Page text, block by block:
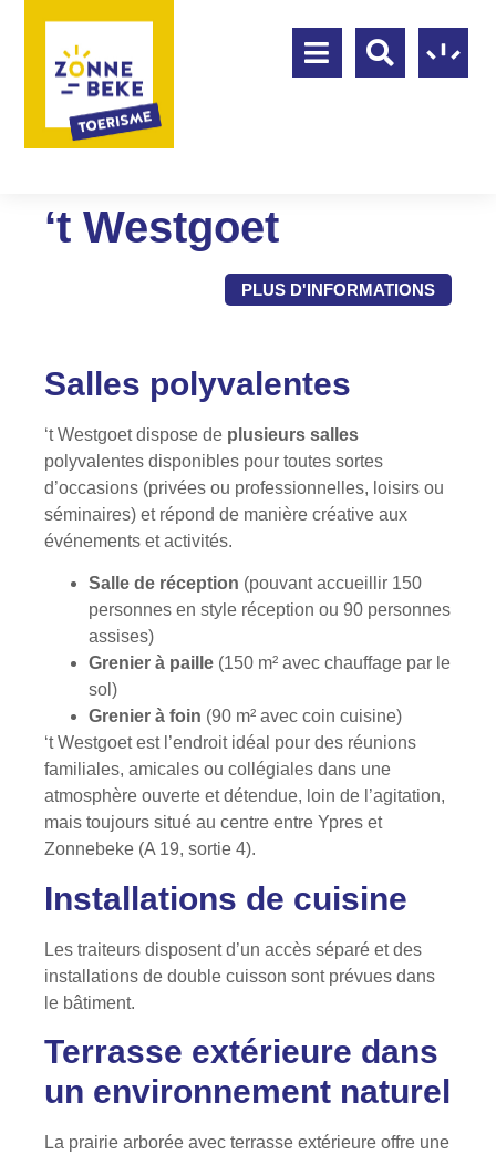
‘t Westgoet
PLUS D'INFORMATIONS
Salles polyvalentes
‘t Westgoet dispose de plusieurs salles
polyvalentes disponibles pour toutes sortes
d’occasions (privées ou professionnelles, loisirs ou
séminaires) et répond de manière créative aux
événements et activités.
Salle de réception (pouvant accueillir 150
personnes en style réception ou 90 personnes
assises)
Grenier à paille (150 m² avec chauffage par le
sol)
Grenier à foin (90 m² avec coin cuisine)
‘t Westgoet est l’endroit idéal pour des réunions
familiales, amicales ou collégiales dans une
atmosphère ouverte et détendue, loin de l’agitation,
mais toujours situé au centre entre Ypres et
Zonnebeke (A 19, sortie 4).
Installations de cuisine
Les traiteurs disposent d’un accès séparé et des
installations de double cuisson sont prévues dans
le bâtiment.
Terrasse extérieure dans
un environnement naturel
La prairie arborée avec terrasse extérieure offre une